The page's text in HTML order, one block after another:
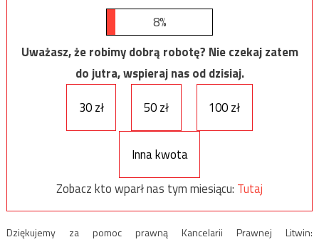
8%
Uważasz, że robimy dobrą robotę? Nie czekaj zatem
do jutra, wspieraj nas od dzisiaj.
30 zł
50 zł 100 zł
Inna kwota
Zobacz kto wparł nas tym miesiącu: Tutaj
Dziękujemy za pomoc prawną Kancelarii Prawnej Litwin: